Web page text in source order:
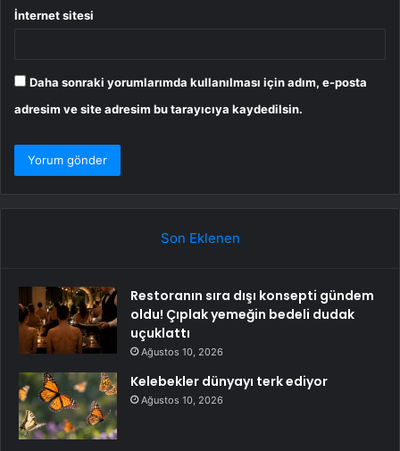
İnternet sitesi
Daha sonraki yorumlarımda kullanılması için adım, e-posta
adresim ve site adresim bu tarayıcıya kaydedilsin.
Son Eklenen
Restoranın sıra dışı konsepti gündem
oldu! Çıplak yemeğin bedeli dudak
uçuklattı
Ağustos 10, 2026
Kelebekler dünyayı terk ediyor
Ağustos 10, 2026